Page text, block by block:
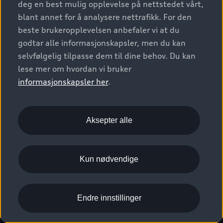
S/RS
Konseptbiler og prototyper
Prislister
Leasing
Bilgarantier
Audi Forsikring
Verkstedtjenester
Functions on demand
Kom i gang med myAudi
Kundeservice
Nyhetsbrev
Presse
Karriere
Bli sertifisert merkeverksted
Autoretur
Åpenhetsloven
© 2026 AUDI NORGE. All Rights Reserved.
Imprint Ansvarserklæring
Personvern
Informasjonskapsler (cookies)
Juridisk informasjon AUDI AG
deg en best mulig opplevelse på nettstedet vårt,
blant annet for å analysere nettrafikk. For den
beste brukeropplevelsen anbefaler vi at du
godtar alle informasjonskapsler, men du kan
selvfølgelig tilpasse dem til dine behov. Du kan
lese mer om hvordan vi bruker
informasjonskapsler her.
Aksepter alle
Kun nødvendige
Endre innstillinger